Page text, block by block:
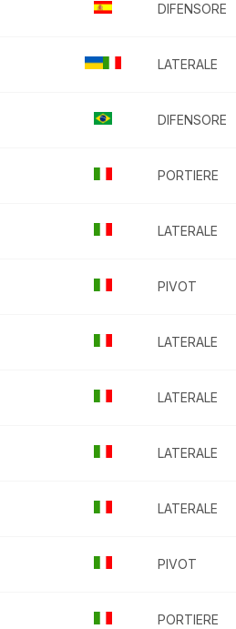
DIFENSORE
LATERALE
DIFENSORE
PORTIERE
LATERALE
PIVOT
LATERALE
LATERALE
LATERALE
LATERALE
PIVOT
PORTIERE